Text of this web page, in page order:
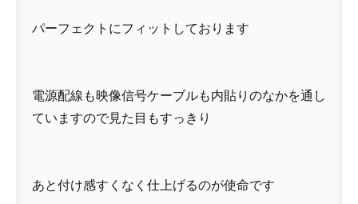
パーフェクトにフィットしております
電源配線も映像信号ケーブルも内貼りのなかを通し
ていますので見た目もすっきり
あと付け感すくなく仕上げるのが使命です